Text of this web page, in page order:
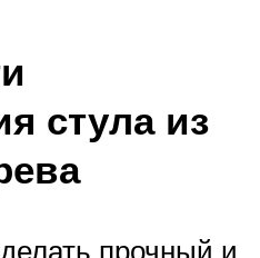
стула из
прочный и